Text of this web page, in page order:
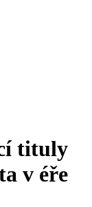
tituly
v éře